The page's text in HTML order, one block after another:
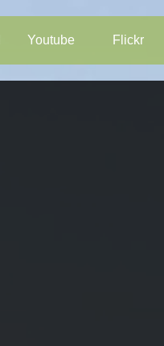
Youtube Flickr